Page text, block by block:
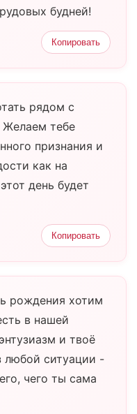
будней!
Копировать
рядом с
Желаем тебе
признания и
как на
день будет
Копировать
рождения хотим
в нашей
и твоё
любой ситуации -
чего ты сама